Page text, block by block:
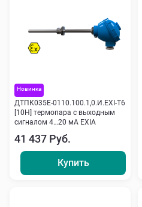
Новинка
ДТПК035Е-0110.100.1,0.И.ЕХI-Т6
[10Н] термопара с выходным
сигналом 4…20 мА EXIA
41 437 Руб.
Купить